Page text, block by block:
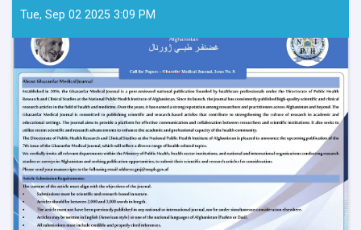
Tue, Sep 02 2025 3:09 PM